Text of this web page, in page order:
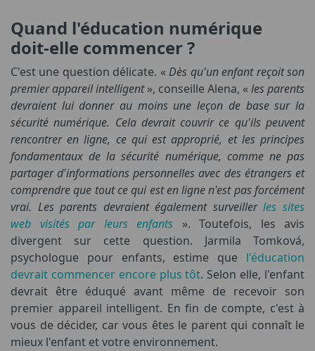
Quand l'éducation numérique
doit-elle commencer ?
C'est une question délicate. «Dès qu'un enfant reçoit son
premier appareil intelligent», conseille Alena, «les parents
devraient lui donner au moins une leçon de base sur la
sécurité numérique. Cela devrait couvrir ce qu'ils peuvent
rencontrer en ligne, ce qui est approprié, et les principes
fondamentaux de la sécurité numérique, comme ne pas
partager d'informations personnelles avec des étrangers et
comprendre que tout ce qui est en ligne n'est pas forcément
vrai. Les parents devraient également surveillerles sites
web visités par leurs enfants ». Toutefois, les avis
divergent sur cette question. Jarmila Tomková,
psychologue pour enfants, estime que l'éducation
devrait commencer encore plus tôt. Selon elle, l'enfant
devrait être éduqué avant même de recevoir son
premier appareil intelligent. En fin de compte, c'est à
vous de décider, car vous êtes le parent qui connaît le
mieux l'enfant et votre environnement.